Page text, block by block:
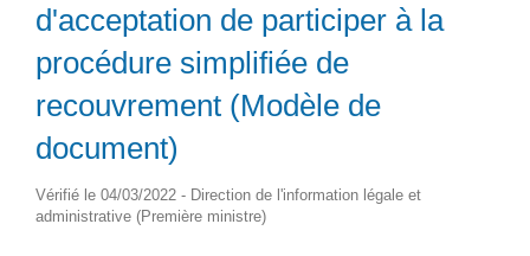
d'acceptation de participer à la
procédure simplifiée de
recouvrement (Modèle de
document)
Vérifié le 04/03/2022 - Direction de l'information légale et
administrative (Première ministre)